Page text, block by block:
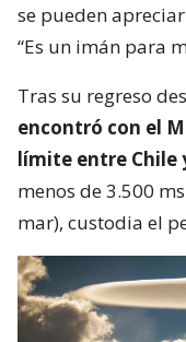
se pueden
“Es un imán para
Tras su regreso
encontró con el
límite entre Chile
menos de 3.500
mar), custodia el